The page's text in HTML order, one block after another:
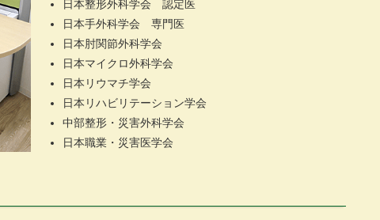
日本整形外科学会 認定医
日本手外科学会 専門医
日本肘関節外科学会
日本マイクロ外科学会
日本リウマチ学会
日本リハビリテーション学会
中部整形・災害外科学会
日本職業・災害医学会